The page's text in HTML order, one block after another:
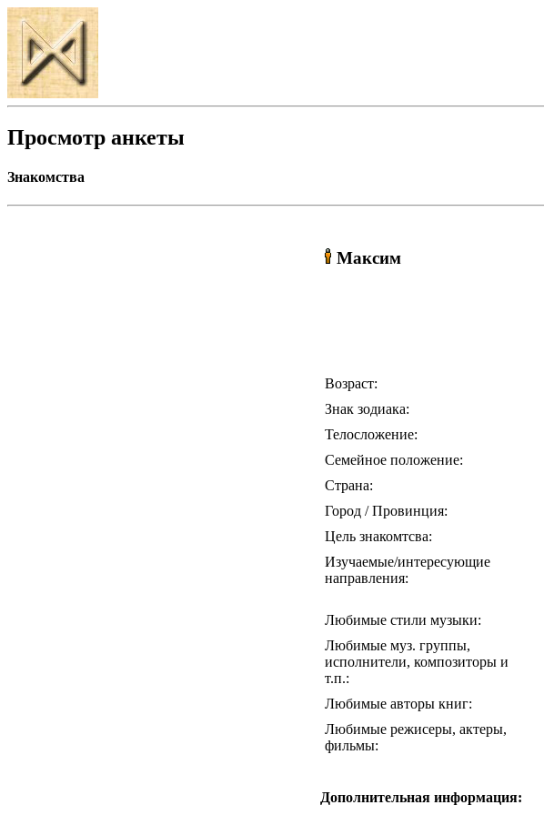
Просмотр анкеты
Знакомства
Максим
Возраст:
Знак зодиака:
Телосложение:
Семейное положение:
Страна:
Город / Провинция:
Цель знакомтсва:
Изучаемые/интересующие
направления:
Любимые стили музыки:
Любимые муз. группы,
исполнители, композиторы и
т.п.:
Любимые авторы книг:
Любимые режисеры, актеры,
фильмы:
Дополнительная информация: